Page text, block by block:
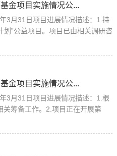
金项目实施情况公...
3月31日项目进展情况描述：1.持
”公益项目。项目已由相关调研咨
金项目实施情况公...
3月31日项目进展情况描述：1.根
筹备工作。2.项目正在开展第